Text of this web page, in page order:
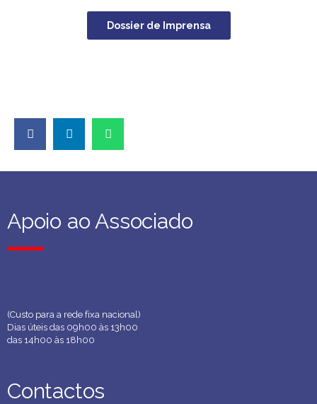
Dossier de Imprensa
Apoio ao Associado
Apoio ao Associado
(Custo para a rede fixa nacional)
Dias úteis das 09h00 às 13h00
das 14h00 às 18h00
Contactos
Contactos